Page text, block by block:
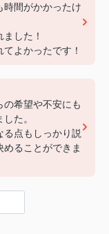
時間がかかったけ
した！
よかったです！
希望や不安にも
た。
点もしっかり説
ることができま
お願いしたいで